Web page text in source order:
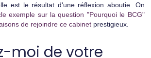
est le résultat d'une réflexion aboutie. On
exemple sur la question "Pourquoi le BCG"
de rejoindre ce cabinetprestigieux.
moi de votre